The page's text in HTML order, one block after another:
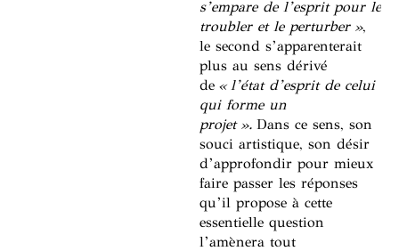
s’empare de l’esprit pour le
troubler et le perturber »,
le second s’apparenterait
plus au sens dérivé
de « l’état d’esprit de celui
qui forme un
projet ». Dans ce sens, son
souci artistique, son désir
d’approfondir pour mieux
faire passer les réponses
qu’il propose à cette
essentielle question
l’amènera tout